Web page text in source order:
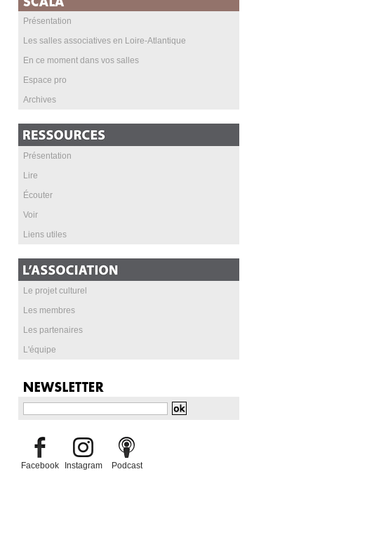
Présentation
Les salles associatives en Loire-Atlantique
En ce moment dans vos salles
Espace pro
Archives
Présentation
Lire
Écouter
Voir
Liens utiles
Le projet culturel
Les membres
Les partenaires
L'équipe
Facebook Instagram Podcast